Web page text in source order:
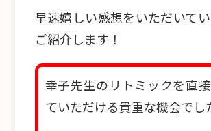
早速嬉しい感想をいただいてい
ご紹介します！
幸子先生のリトミックを直
ていただける貴重な機会でし